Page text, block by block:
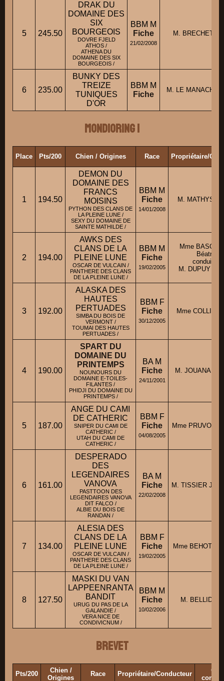
5 245.50
DRAK DU
DOMAINE DES
SIX
BOURGEOIS
DOVRE FJELD
ATHOS /
ATHENA DU
DOMAINE DES SIX
BOURGEOIS /
BBM M
Fiche
21/02/2008
M. BRECHET
6 235.00
BUNKY DES
TREIZE
TUNIQUES
D'OR
BBM M
Fiche
M. LE MANACH
Mondioring 1
Place Pts/200 Chien / Origines Race Propriétaire/
1 194.50
DEMON DU
DOMAINE DES
FRANCS
MOISINS
PYTHON DES CLANS DE
LA PLEINE LUNE /
SEXY DU DOMAINE DE
SAINTE MATHILDE /
BBM M
Fiche
14/01/2008
M. MATHYS
2 194.00
AWKS DES
CLANS DE LA
PLEINE LUNE
OSCAR DE VULCAIN /
PANTHERE DES CLANS
DE LA PLEINE LUNE /
BBM M
Fiche
19/02/2005
Mme
Béatrice
conduit par
M. DUPUY
3 192.00
ALASKA DES
HAUTES
PERTUADES
SIMBA DU BOIS DE
VERMONT /
TOUMAI DES HAUTES
PERTUADES /
BBM F
Fiche
30/12/2005
Mme COLLIER
4 190.00
SPART DU
DOMAINE DU
PRINTEMPS
NOUNOURS DU
DOMAINE E-TOILES-
FILANTES /
PHIDJI DU DOMAINE DU
PRINTEMPS /
BA M
Fiche
24/11/2001
M. JOUANAUD
5 187.00
ANGE DU CAMI
DE CATHERIC
SNIPER DU CAMI DE
CATHERIC /
UTAH DU CAMI DE
CATHERIC /
BBM F
Fiche
04/08/2005
Mme PRUVOST
6 161.00
DESPERADO
DES
LEGENDAIRES
VANOVA
PASTTOON DES
LEGENDAIRES VANOVA
DIT FALCO /
ALBIE DU BOIS DE
RANDAN /
BA M
Fiche
22/02/2008
M. TISSIER
7 134.00
ALESIA DES
CLANS DE LA
PLEINE LUNE
OSCAR DE VULCAIN /
PANTHERE DES CLANS
DE LA PLEINE LUNE /
BBM F
Fiche
19/02/2005
Mme BEHOTTE
8 127.50
MASKI DU VAN
LAPPEENRANTA
BANDIT
URUG DU PAS DE LA
GALANDIE /
VERA NICE DE
CONDIVICNUM /
BBM M
Fiche
10/02/2006
M. BELLIDO
Brevet
Pts/200
Chien /
Origines
Race Propriétaire/Conducteur